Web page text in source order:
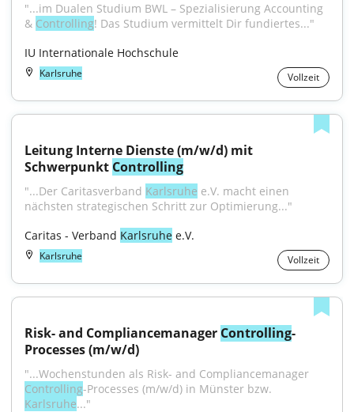
"...im Dualen Studium BWL – Spezialisierung Accounting
& Controlling! Das Studium vermittelt Dir fundiertes..."
IU Internationale Hochschule
Karlsruhe Vollzeit
Leitung Interne Dienste (m/w/d) mit
Schwerpunkt Controlling
"...Der Caritasverband Karlsruhe e.V. macht einen
nächsten strategischen Schritt zur Optimierung..."
Caritas - Verband Karlsruhe e.V.
Karlsruhe Vollzeit
Risk- and Compliancemanager Controlling-
Processes (m/w/d)
Controlling
Karlsruhe..."